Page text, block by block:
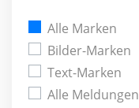
Alle Marken
Bilder-Marken
Text-Marken
Alle Meldungen